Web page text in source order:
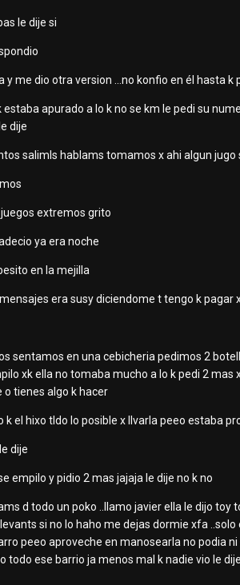
le dije si
me dio otra version ...no konfio en él hasta
apurado a lo k no se km le pedi su
dije
salimls hablams tomamos x ahi algun jugo
extremos grito
ya era noche
en la mejilla
era susy diciendome t tengo k pagar
sentamos en una cebicheria pedimos 2
xk ella no tomaba mucho a lo k pedi 2
o tienes algo k hacer
el hixo tldo lo posible x llvarla peeo estaba
dije
empilo y pidio 2 mas jajaja le dije no k no
d todo un poko ..llamo javier ella le dijo toy
si no lo haho me dejas dormie xfa ..solo
peeo aproveche en manosearla no podia
todo ese barrio ja menos mal k nadie vio le